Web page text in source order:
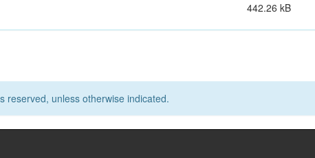
442.26 kB
reserved, unless otherwise indicated.